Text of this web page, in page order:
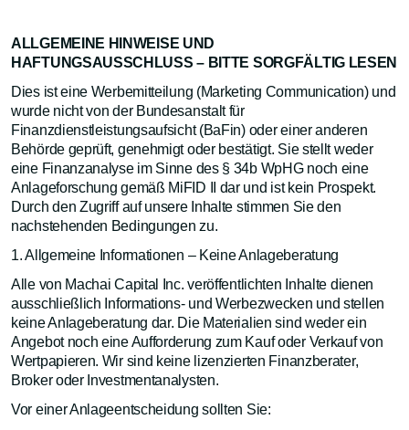
ALLGEMEINE HINWEISE UND
HAFTUNGSAUSSCHLUSS – BITTE SORGFÄLTIG LESEN
Dies ist eine Werbemitteilung (Marketing Communication) und
wurde nicht von der Bundesanstalt für
Finanzdienstleistungsaufsicht (BaFin) oder einer anderen
Behörde geprüft, genehmigt oder bestätigt. Sie stellt weder
eine Finanzanalyse im Sinne des § 34b WpHG noch eine
Anlageforschung gemäß MiFID II dar und ist kein Prospekt.
Durch den Zugriff auf unsere Inhalte stimmen Sie den
nachstehenden Bedingungen zu.
1. Allgemeine Informationen – Keine Anlageberatung
Alle von Machai Capital Inc. veröffentlichten Inhalte dienen
ausschließlich Informations- und Werbezwecken und stellen
keine Anlageberatung dar. Die Materialien sind weder ein
Angebot noch eine Aufforderung zum Kauf oder Verkauf von
Wertpapieren. Wir sind keine lizenzierten Finanzberater,
Broker oder Investmentanalysten.
Vor einer Anlageentscheidung sollten Sie: